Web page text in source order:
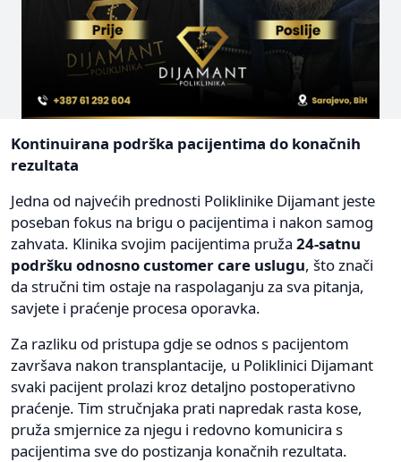
Kontinuirana podrška pacijentima do konačnih
rezultata
Jedna od najvećih prednosti Poliklinike Dijamant jeste
poseban fokus na brigu o pacijentima i nakon samog
zahvata. Klinika svojim pacijentima pruža 24-satnu
podršku odnosno customer care uslugu, što znači
da stručni tim ostaje na raspolaganju za sva pitanja,
savjete i praćenje procesa oporavka.
Za razliku od pristupa gdje se odnos s pacijentom
završava nakon transplantacije, u Poliklinici Dijamant
svaki pacijent prolazi kroz detaljno postoperativno
praćenje. Tim stručnjaka prati napredak rasta kose,
pruža smjernice za njegu i redovno komunicira s
pacijentima sve do postizanja konačnih rezultata.